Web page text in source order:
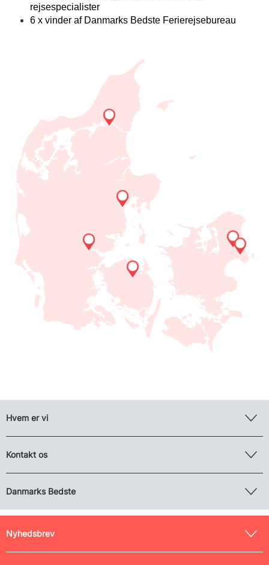
rejsespecialister
6 x vinder af Danmarks Bedste Ferierejsebureau
Hvem er vi
Kontakt os
Danmarks Bedste
Nyhedsbrev